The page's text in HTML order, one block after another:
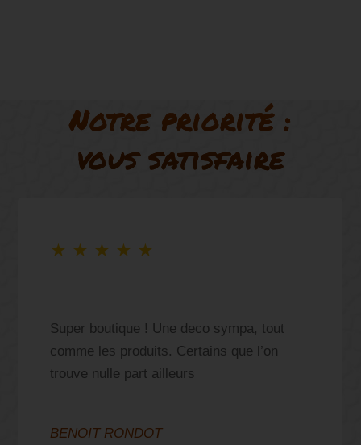
Notre priorité :
vous satisfaire
★ ★ ★ ★ ★
Super boutique ! Une deco sympa, tout
comme les produits. Certains que l’on
trouve nulle part ailleurs
BENOIT RONDOT